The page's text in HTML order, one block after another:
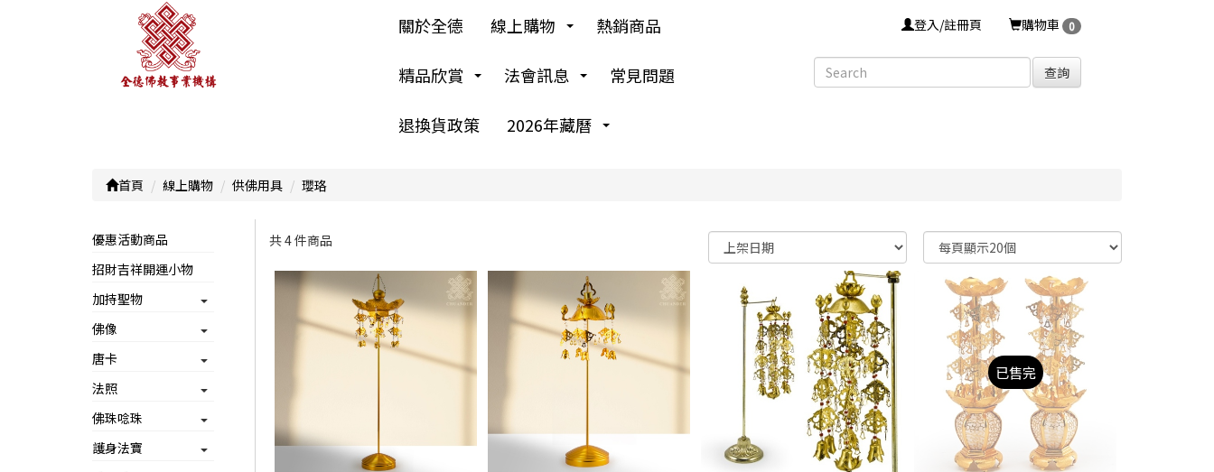
關於全德 線上購物 熱銷商品
精品欣賞 法會訊息 常見問題
退換貨政策 2026年藏曆
登入/註冊頁 購物車 0
查詢
首頁 線上購物 供佛用具 瓔珞
優惠活動商品
招財吉祥開運小物
加持聖物
佛像
唐卡
法照
佛珠唸珠
護身法寶
共 4 件商品
顯示篩選條件
已售完